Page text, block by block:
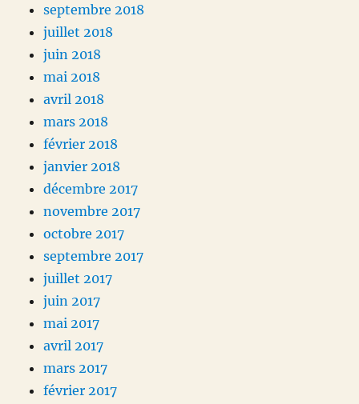
septembre 2018
juillet 2018
juin 2018
mai 2018
avril 2018
mars 2018
février 2018
janvier 2018
décembre 2017
novembre 2017
octobre 2017
septembre 2017
juillet 2017
juin 2017
mai 2017
avril 2017
mars 2017
février 2017